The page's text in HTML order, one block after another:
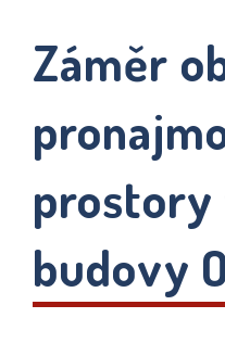
Záměr
budovy